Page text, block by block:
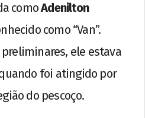
comoAdenilton
como “Van”.
ele estava
foi atingido por
do pescoço.